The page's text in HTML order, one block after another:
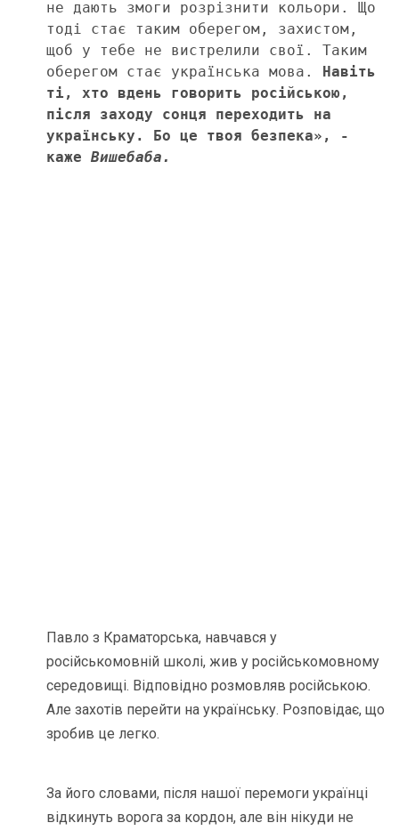
не дають змоги розрізнити кольори. Що
тоді стає таким оберегом, захистом,
щоб у тебе не вистрелили свої. Таким
оберегом стає українська мова. Навіть
ті, хто вдень говорить російською,
після заходу сонця переходить на
українську. Бо це твоя безпека», -
каже Вишебаба.
Павло з Краматорська, навчався у
російськомовній школі, жив у російськомовному
середовищі. Відповідно розмовляв російською.
Але захотів перейти на українську. Розповідає, що
зробив це легко.
За його словами, після нашої перемоги українці
відкинуть ворога за кордон, але він нікуди не